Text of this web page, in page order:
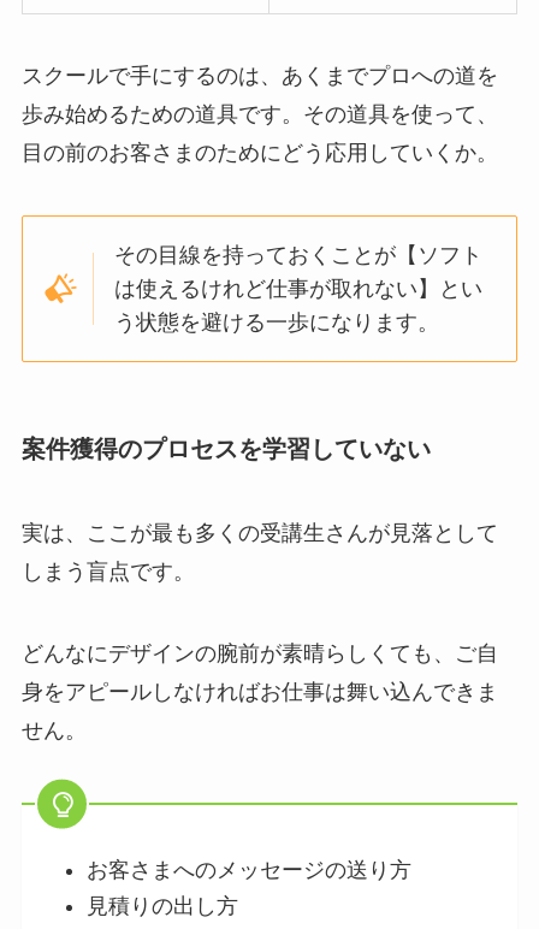
スクールで手にするのは、あくまでプロへの道を
歩み始めるための道具です。その道具を使って、
目の前のお客さまのためにどう応用していくか。
その目線を持っておくことが【ソフト
は使えるけれど仕事が取れない】とい
う状態を避ける一歩になります。
案件獲得のプロセスを学習していない
実は、ここが最も多くの受講生さんが見落として
しまう盲点です。
どんなにデザインの腕前が素晴らしくても、ご自
身をアピールしなければお仕事は舞い込んできま
せん。
お客さまへのメッセージの送り方
見積りの出し方